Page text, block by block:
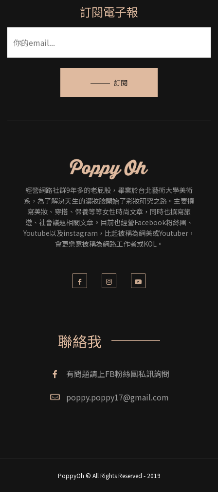
訂閱電子報
訂閱
經營網路社群9年多的老屁股，畢業於台北藝術大學美術
系，為了解決天生的濃妝臉開始了彩妝研究之路。主要撰
寫美妝、穿搭、保養等等女性時尚文章，同時也撰寫旅
遊、社會議題相關文章。目前也經營Facebook粉絲團、
Youtube以及instagram，比起被稱為網美或Youtuber，
會更樂意被稱為網路工作者或KOL。
聯絡我
有問題請上FB粉絲團私訊詢問
poppy.poppy17@gmail.com
PoppyOh © All Rights Reserved - 2019